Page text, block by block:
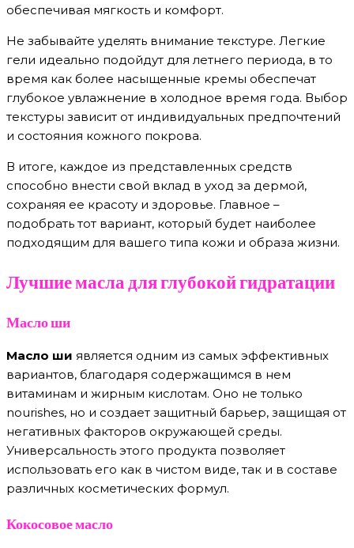
обеспечивая мягкость и комфорт.
Не забывайте уделять внимание текстуре. Легкие
гели идеально подойдут для летнего периода, в то
время как более насыщенные кремы обеспечат
глубокое увлажнение в холодное время года. Выбор
текстуры зависит от индивидуальных предпочтений
и состояния кожного покрова.
В итоге, каждое из представленных средств
способно внести свой вклад в уход за дермой,
сохраняя ее красоту и здоровье. Главное –
подобрать тот вариант, который будет наиболее
подходящим для вашего типа кожи и образа жизни.
Лучшие масла для глубокой гидратации
Масло ши
Масло ши является одним из самых эффективных
вариантов, благодаря содержащимся в нем
витаминам и жирным кислотам. Оно не только
nourishes, но и создает защитный барьер, защищая от
негативных факторов окружающей среды.
Универсальность этого продукта позволяет
использовать его как в чистом виде, так и в составе
различных косметических формул.
Кокосовое масло